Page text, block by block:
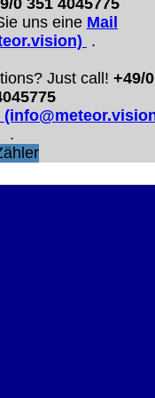
0 351 4045775
uns eine Mail
.
Just call!+49/0
.